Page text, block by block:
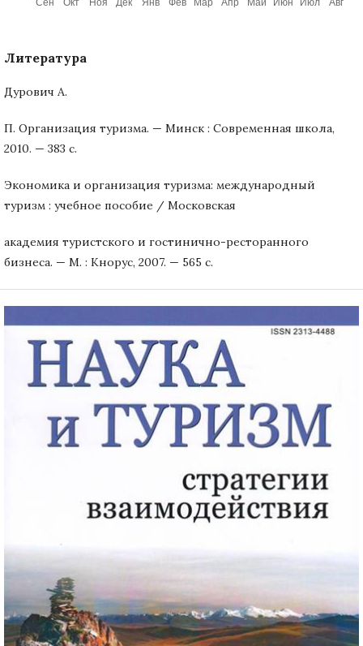
Литература
Дурович А.
П. Организация туризма. — Минск : Современная школа,
2010. — 383 с.
Экономика и организация туризма: международный
туризм : учебное пособие / Московская
академия туристского и гостинично-ресторанного
бизнеса. — М. : Кнорус, 2007. — 565 с.